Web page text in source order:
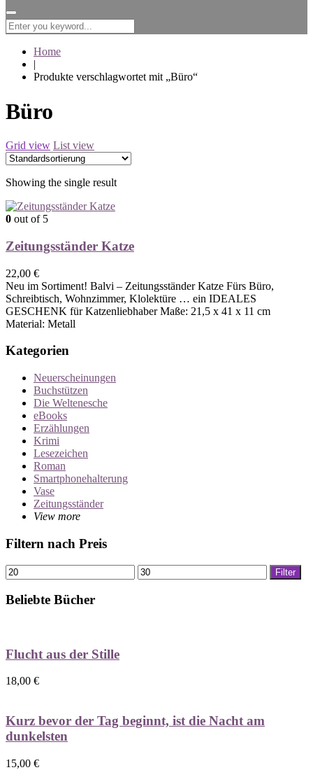
for:
Home
|
Produkte verschlagwortet mit „Büro“
Büro
Grid view List view
Showing the single result
0 out of 5
Zeitungsständer Katze
22,00 €
Neu im Sortiment! Balvi – Zeitungsständer Katze Fürs Büro,
Schreibtisch, Wohnzimmer, Klolektüre … ein IDEALES
GESCHENK für Katzenliebhaber Maße: 21,5 x 41 x 11 cm
Material: Metall
Kategorien
Neuerscheinungen
Buchstützen
Die Weltenesche
eBooks
Erzählungen
Krimi
Lesezeichen
Roman
Smartphonehalterung
Vase
Zeitungsständer
View more
Filtern nach Preis
Min.
Preis
Max.
Preis
Filter
Beliebte Bücher
Flucht aus der Stille
18,00 €
Kurz bevor der Tag beginnt, ist die Nacht am
dunkelsten
15,00 €